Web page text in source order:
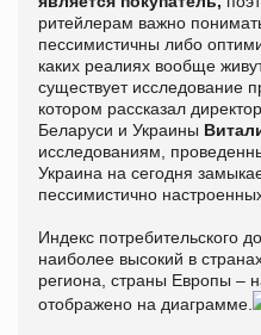
ритейлерам важно
пессимистичны либо
каких реалиях вообще
существует исследование
котором рассказал
Беларуси и Украины
исследованиям,
Украина на сегодня
пессимистично
Индекс потребительского
наиболее высокий в
региона, страны Европы –
отображено на диаграмме.